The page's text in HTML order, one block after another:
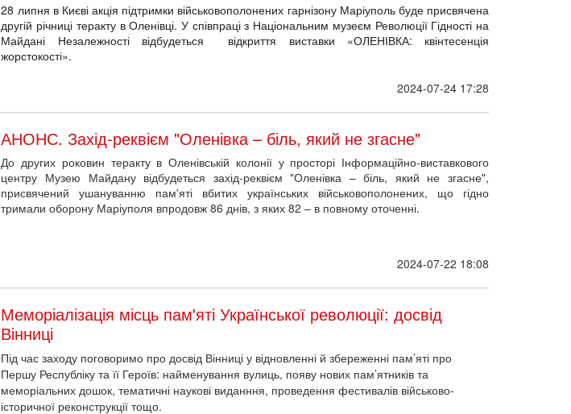
28 липня в Києві акція підтримки військовополонених гарнізону Маріуполь буде присвячена
другій річниці теракту в Оленівці. У співпраці з Національним музеєм Революції Гідності на
Майдані Незалежності відбудеться  відкриття виставки «ОЛЕНІВКА: квінтесенція
жорстокості».
2024-07-24 17:28
АНОНС. Захід-реквієм "Оленівка – біль, який не згасне"
До других роковин теракту в Оленівській колонії у просторі Інформаційно-виставкового
центру Музею Майдану відбудеться захід-реквієм "Оленівка – біль, який не згасне",
присвячений ушануванню пам'яті вбитих українських військовополонених, що гідно
тримали оборону Маріуполя впродовж 86 днів, з яких 82 – в повному оточенні.
2024-07-22 18:08
Меморіалізація місць пам'яті Української революції: досвід
Вінниці
Під час заходу поговоримо про досвід Вінниці у відновленні й збереженні пам’яті про
Першу Республіку та її Героїв: найменування вулиць, появу нових пам’ятників та
меморіальних дошок, тематичні наукові виданння, проведення фестивалів військово-
історичної реконструкції тощо.